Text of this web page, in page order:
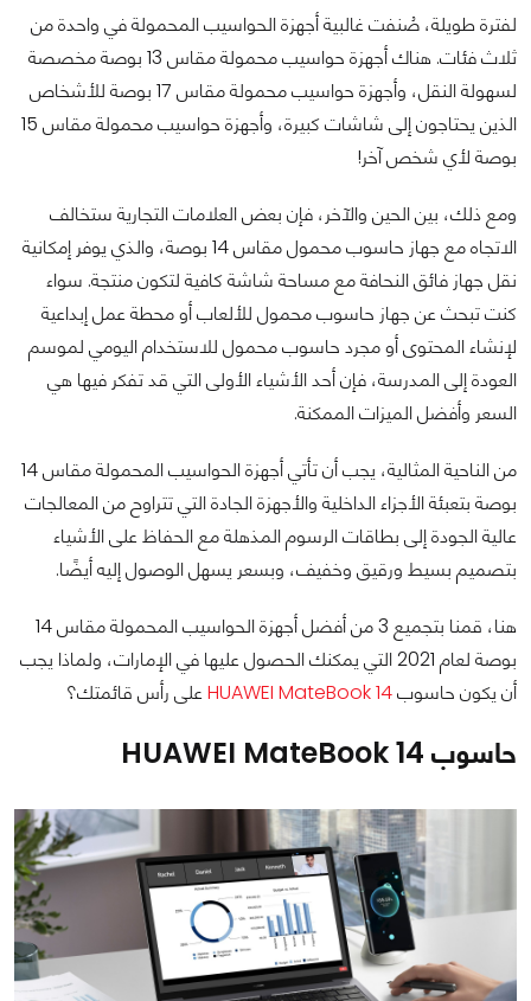
لفترة طويلة، صُنفت غالبية أجهزة الحواسيب المحمولة في واحدة من
ثلاث فئات. هناك أجهزة حواسيب محمولة مقاس 13 بوصة مخصصة
لسهولة النقل، وأجهزة حواسيب محمولة مقاس 17 بوصة للأشخاص
الذين يحتاجون إلى شاشات كبيرة، وأجهزة حواسيب محمولة مقاس 15
بوصة لأي شخص آخر!
ومع ذلك، بين الحين والآخر، فإن بعض العلامات التجارية ستخالف
الاتجاه مع جهاز حاسوب محمول مقاس 14 بوصة، والذي يوفر إمكانية
نقل جهاز فائق النحافة مع مساحة شاشة كافية لتكون منتجة. سواء
كنت تبحث عن جهاز حاسوب محمول للألعاب أو محطة عمل إبداعية
لإنشاء المحتوى أو مجرد حاسوب محمول للاستخدام اليومي لموسم
العودة إلى المدرسة، فإن أحد الأشياء الأولى التي قد تفكر فيها هي
السعر وأفضل الميزات الممكنة.
من الناحية المثالية، يجب أن تأتي أجهزة الحواسيب المحمولة مقاس 14
بوصة بتعبئة الأجزاء الداخلية والأجهزة الجادة التي تتراوح من المعالجات
عالية الجودة إلى بطاقات الرسوم المذهلة مع الحفاظ على الأشياء
بتصميم بسيط ورقيق وخفيف، وبسعر يسهل الوصول إليه أيضًا.
هنا، قمنا بتجميع 3 من أفضل أجهزة الحواسيب المحمولة مقاس 14
بوصة لعام 2021 التي يمكنك الحصول عليها في الإمارات، ولماذا يجب
أن يكون حاسوبHUAWEI MateBook 14على رأس قائمتك؟
حاسوب HUAWEI MateBook 14